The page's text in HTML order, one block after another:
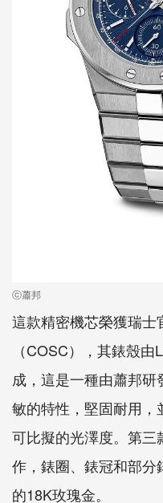
ⓒ蕭邦
這款精密機芯榮獲瑞
（COSC），其錶殼
成，這是一種由蕭邦
敏的特性，堅固耐用
可比擬的光澤度。第
作，錶圈、錶冠和部
的18K玫瑰金。